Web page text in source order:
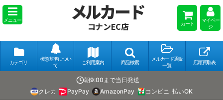
メニュー メルカード
コナンEC店 カート
マイペー
ジ
カテゴリ
状態基準につい
て
ご利用案内 商品検索
メルカード通販
一覧
店頭買取表
朝9:00まで当日発送
クレカ
PayPay AmazonPay コンビニ 払いOK